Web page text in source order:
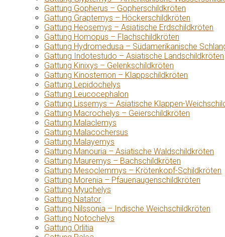
Gattung Gopherus – Gopherschildkröten
Gattung Graptemys – Höckerschildkröten
Gattung Heosemys – Asiatische Erdschildkröten
Gattung Homopus – Flachschildkröten
Gattung Hydromedusa – Südamerikanische
Gattung Indotestudo – Asiatische Landschildkröten
Gattung Kinixys – Gelenkschildkröten
Gattung Kinosternon – Klappschildkröten
Gattung Lepidochelys
Gattung Leucocephalon
Gattung Lissemys – Asiatische Klappen-
Gattung Macrochelys – Geierschildkröten
Gattung Malaclemys
Gattung Malacochersus
Gattung Malayemys
Gattung Manouria – Asiatische Waldschildkröten
Gattung Mauremys – Bachschildkröten
Gattung Mesoclemmys – Krötenkopf-Schildkröten
Gattung Morenia – Pfauenaugenschildkröten
Gattung Myuchelys
Gattung Natator
Gattung Nilssonia – Indische Weichschildkröten
Gattung Notochelys
Gattung Orlitia